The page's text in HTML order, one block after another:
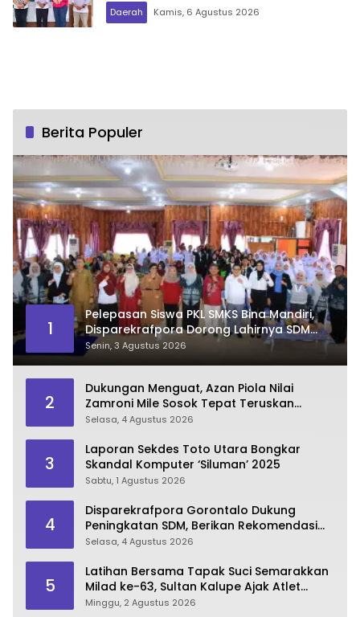
Daerah Kamis, 6 Agustus 2026
Berita Populer
1
Pelepasan Siswa PKL SMKS Bina Mandiri,
Disparekrafpora Dorong Lahirnya SDM
Pariwisata Unggul
Senin, 3 Agustus 2026
2
Dukungan Menguat, Azan Piola Nilai
Zamroni Mile Sosok Tepat Teruskan
Pembangunan Bone Bolango
Selasa, 4 Agustus 2026
3
Laporan Sekdes Toto Utara Bongkar
Skandal Komputer ‘Siluman’ 2025
Sabtu, 1 Agustus 2026
4
Disparekrafpora Gorontalo Dukung
Peningkatan SDM, Berikan Rekomendasi
Studi S3 bagi Pegawai
Selasa, 4 Agustus 2026
5
Latihan Bersama Tapak Suci Semarakkan
Milad ke-63, Sultan Kalupe Ajak Atlet
Lestarikan Budaya Bela Diri
Minggu, 2 Agustus 2026